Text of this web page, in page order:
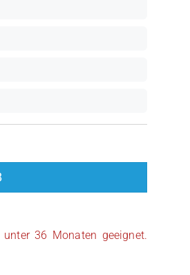
36 Monaten geeignet.